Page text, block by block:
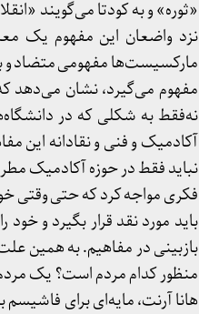
«ثوره» و به کودتا می‌گویند
نزد واضعان این مفهوم یک
مارکسیست‌ها مفهومی متضاد و
مفهوم می‌گیرد، نشان می‌دهد
نه‌فقط به شکلی که در
آکادمیک و فنی و نقادانه این
نباید فقط در حوزه آکادمیک
فکری مواجه کرد که حتی وقتی
باید مورد نقد قرار بگیرد و
بازبینی در مفاهیم. به همین
منظور کدام مردم است؟ یک
هانا آرنت، مایه‌ای برای فاشیسم